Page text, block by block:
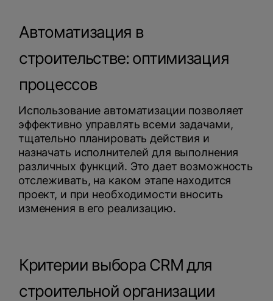
Автоматизация в
строительстве: оптимизация
процессов
Использование автоматизации позволяет
эффективно управлять всеми задачами,
тщательно планировать действия и
назначать исполнителей для выполнения
различных функций. Это дает возможность
отслеживать, на каком этапе находится
проект, и при необходимости вносить
изменения в его реализацию.
Критерии выбора CRM для
строительной организации